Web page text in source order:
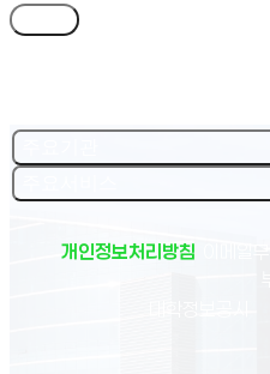
개인정보처리방침